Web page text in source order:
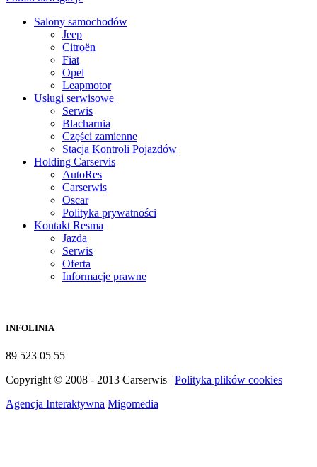
Salony samochodów
Jeep
Citroën
Fiat
Opel
Leapmotor
Usługi serwisowe
Serwis
Blacharnia
Części zamienne
Stacja Kontroli Pojazdów
Holding Carservis
AutoRes
Carserwis
Oscar
Polityka prywatności
Kontakt Resma
Jazda
Serwis
Oferta
Informacje prawne
INFOLINIA
89 523 05 55
Copyright © 2008 - 2013 Carserwis | Polityka plików cookies
Agencja Interaktywna Migomedia